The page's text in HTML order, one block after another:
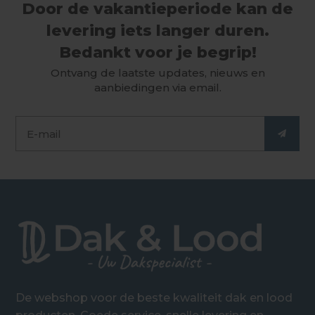
Door de vakantieperiode kan de
levering iets langer duren.
Bedankt voor je begrip!
Ontvang de laatste updates, nieuws en
aanbiedingen via email.
De webshop voor de beste kwaliteit dak en lood